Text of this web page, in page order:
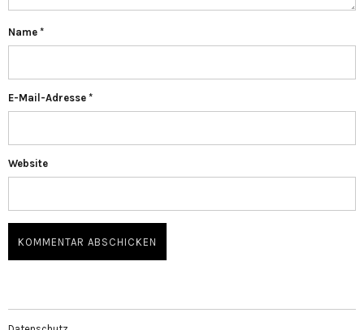
Name *
E-Mail-Adresse *
Website